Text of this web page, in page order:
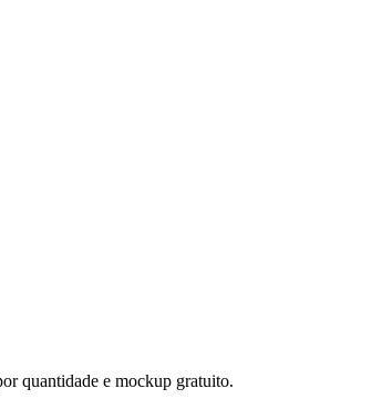
quantidade e mockup gratuito.